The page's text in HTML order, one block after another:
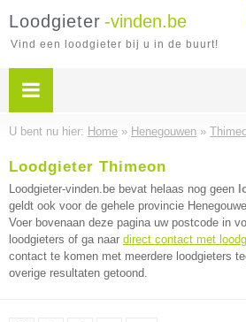
Loodgieter -vinden.be
Vind een loodgieter bij u in de buurt!
U bent nu hier: Home » Henegouwen »
Loodgieter Thimeon
Loodgieter-vinden.be bevat helaas nog geen
geldt ook voor de gehele provincie
Voer bovenaan deze pagina uw postcode in
loodgieters of ga naar direct contact met
contact te komen met meerdere loodgieters
overige resultaten getoond.